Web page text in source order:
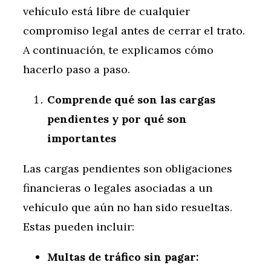
vehículo está libre de cualquier
compromiso legal antes de cerrar el trato.
A continuación, te explicamos cómo
hacerlo paso a paso.
Comprende qué son las cargas
pendientes y por qué son
importantes
Las cargas pendientes son obligaciones
financieras o legales asociadas a un
vehículo que aún no han sido resueltas.
Estas pueden incluir:
Multas de tráfico sin pagar: